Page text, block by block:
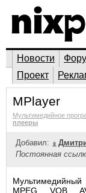
Новости
Проект
MPlayer
Мультимедийное
плееры
Добавил:
Постоянная
MPEG, VOB,